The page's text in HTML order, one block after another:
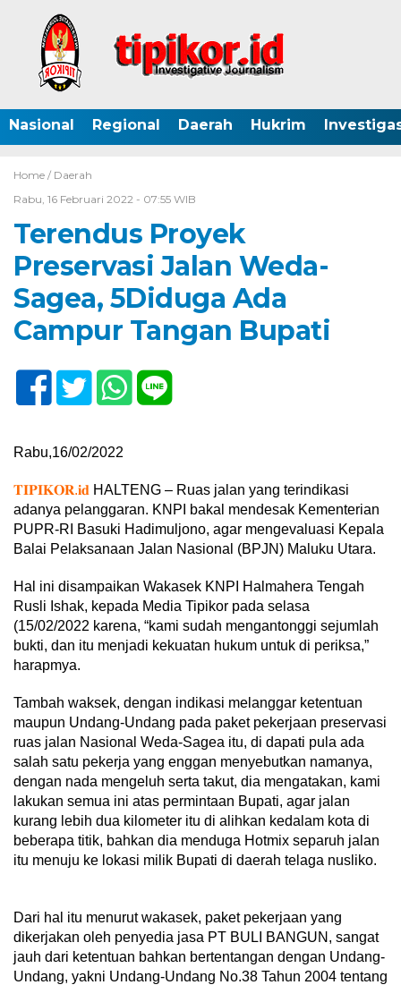
Nasional Regional Daerah Hukrim
Home / Daerah
Rabu, 16 Februari 2022 - 07:55 WIB
Terendus Proyek
Preservasi Jalan Weda-
Sagea, 5Diduga Ada
Campur Tangan Bupati
Rabu,16/02/2022
𝐓𝐈𝐏𝐈𝐊𝐎𝐑.𝐢𝐝 HALTENG – Ruas jalan yang terindikasi
adanya pelanggaran. KNPI bakal mendesak Kementerian
PUPR-RI Basuki Hadimuljono, agar mengevaluasi Kepala
Balai Pelaksanaan Jalan Nasional (BPJN) Maluku Utara.
Hal ini disampaikan Wakasek KNPI Halmahera Tengah
Rusli Ishak, kepada Media Tipikor pada selasa
(15/02/2022 karena, “kami sudah mengantonggi sejumlah
bukti, dan itu menjadi kekuatan hukum untuk di periksa,”
harapmya.
Tambah waksek, dengan indikasi melanggar ketentuan
maupun Undang-Undang pada paket pekerjaan preservasi
ruas jalan Nasional Weda-Sagea itu, di dapati pula ada
salah satu pekerja yang enggan menyebutkan namanya,
dengan nada mengeluh serta takut, dia mengatakan, kami
lakukan semua ini atas permintaan Bupati, agar jalan
kurang lebih dua kilometer itu di alihkan kedalam kota di
beberapa titik, bahkan dia menduga Hotmix separuh jalan
itu menuju ke lokasi milik Bupati di daerah telaga nusliko.
Dari hal itu menurut wakasek, paket pekerjaan yang
dikerjakan oleh penyedia jasa PT BULI BANGUN, sangat
jauh dari ketentuan bahkan bertentangan dengan Undang-
Undang, yakni Undang-Undang No.38 Tahun 2004 tentang